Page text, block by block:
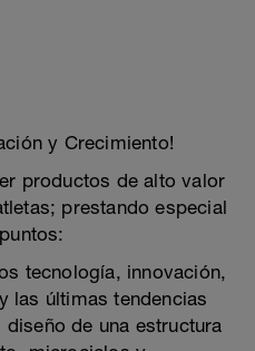
y Crecimiento!
productos de alto valor
prestando especial
tecnología, innovación,
las últimas tendencias
de una estructura